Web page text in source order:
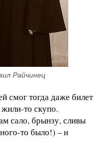
Райчинец
смог тогда даже билет
то скупо.
сало, брынзу, сливы
то было!) – и